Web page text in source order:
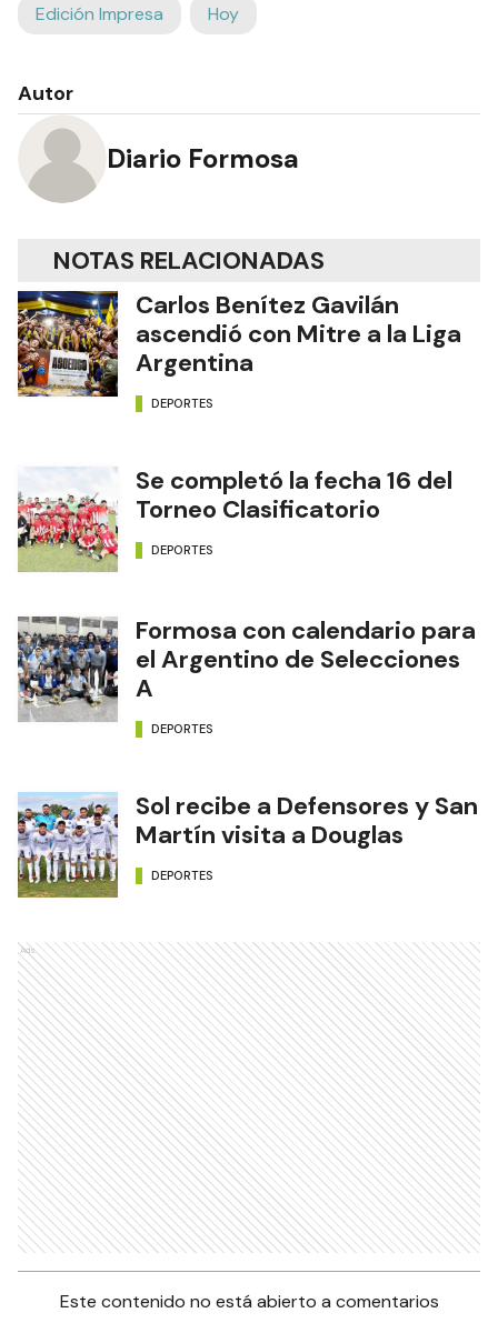
Edición Impresa Hoy
Autor
Diario Formosa
NOTAS RELACIONADAS
Carlos Benítez Gavilán
ascendió con Mitre a la Liga
Argentina
DEPORTES
Se completó la fecha 16 del
Torneo Clasificatorio
DEPORTES
Formosa con calendario para
el Argentino de Selecciones
A
DEPORTES
Sol recibe a Defensores y San
Martín visita a Douglas
DEPORTES
Ads
Este contenido no está abierto a comentarios